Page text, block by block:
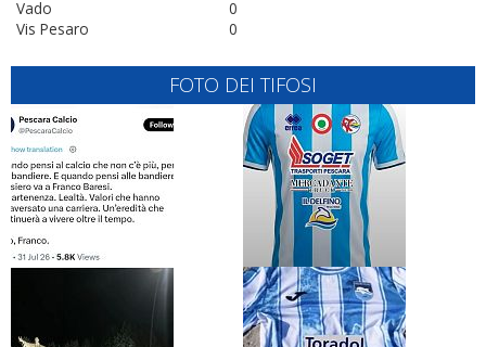
0
Vado
0
Vis Pesaro
FOTO DEI TIFOSI